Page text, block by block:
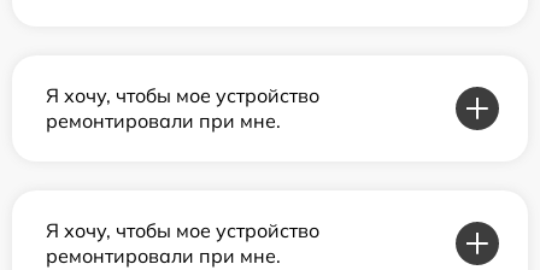
Я хочу, чтобы мое устройство
ремонтировали при мне.
Я хочу, чтобы мое устройство
ремонтировали при мне.